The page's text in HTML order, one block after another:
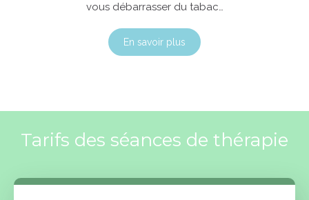
vous débarrasser du tabac…
En savoir plus
Tarifs des séances de thérapie